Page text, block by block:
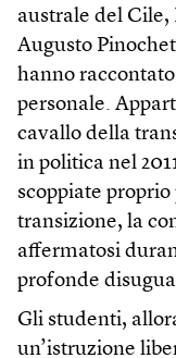
australe del Cile,
Augusto
hanno
personale.
cavallo della
in politica nel
scoppiate
transizione, la
affermatosi
profonde
Gli studenti,
un’istruzione